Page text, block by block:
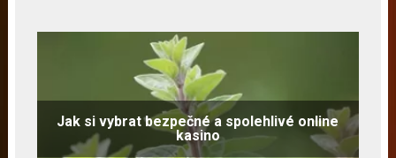
Jak si vybrat bezpečné a spolehlivé online
kasino